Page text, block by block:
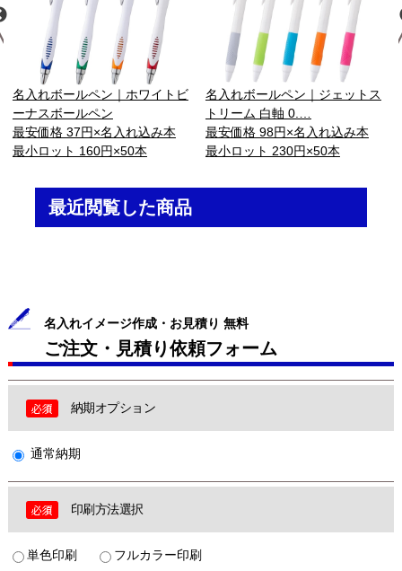
名入れボールペン｜ホワイトビ
ーナスボールペン
最安価格 37円×名入れ込み本
最小ロット 160円×50本
名入れボールペン｜ジェットス
トリーム 白軸 0.…
最安価格 98円×名入れ込み本
最小ロット 230円×50本
最近閲覧した商品
名入れイメージ作成・お見積り 無料
ご注文・見積り依頼フォーム
納期オプション
通常納期
印刷方法選択
単色印刷 フルカラー印刷